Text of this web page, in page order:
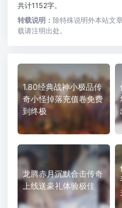
共计1152字。
转载说明： 除特殊说明外本站文
载请注明出处。
1.80经典战神小极品传
奇小怪掉落充值卷免费
到终极
龙腾赤月沉默合击传奇
上线送豪礼体验极佳